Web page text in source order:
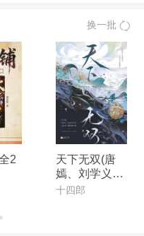
换一批
2
天下无双(唐
嫣、刘学义主
演《念无双》
十四郎